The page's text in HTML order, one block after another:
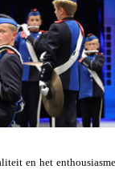
en het